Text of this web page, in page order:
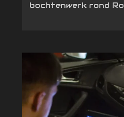
bochtenwerk rond